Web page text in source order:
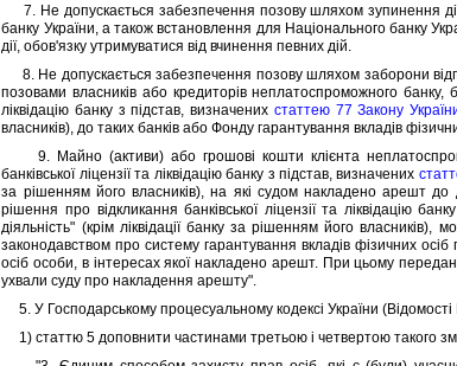
7. Не допускається забезпечення позову шляхом зупинення
банку України, а також встановлення для Нацiонального банку
дiї, обов'язку утримуватися вiд вчинення певних дiй.
8. Не допускається забезпечення позову шляхом заборони
позовами власникiв або кредиторiв неплатоспроможного
лiквiдацiю банку з пiдстав, визначених статтею 77 Закону
власникiв), до таких банкiв або Фонду гарантування вкладiв
9. Майно (активи) або грошовi кошти клiєнта
банкiвської лiцензiї та лiквiдацiю банку з пiдстав, визначених
за рiшенням його власникiв), на якi судом накладено арешт до
рiшення про вiдкликання банкiвської лiцензiї та лiквiдацiю
дiяльнiсть" (крiм лiквiдацiї банку за рiшенням його власникiв),
законодавством про систему гарантування вкладiв фiзичних
осiб особи, в iнтересах якої накладено арешт. При цьому
ухвали суду про накладення арешту".
5. У Господарському процесуальному кодексi України (Вiдомостi
1) статтю 5 доповнити частинами третьою i четвертою такого